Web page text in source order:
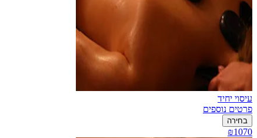
עיסוי יחיד
פרטים נוספים
בחירה
₪1070